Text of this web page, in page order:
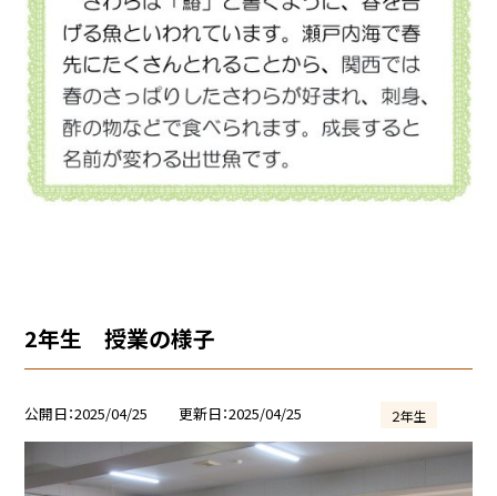
2年生 授業の様子
公開日 2025/04/25 更新日 2025/04/25 ２年生